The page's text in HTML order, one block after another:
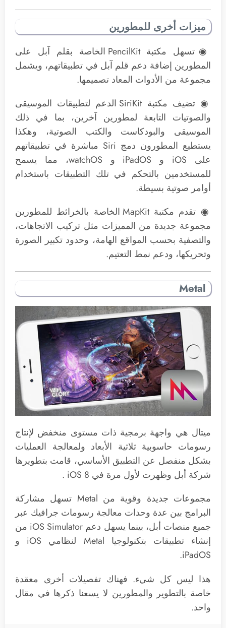
ميزات أخرى للمطورين
◉تسهل مكتبة PencilKit الخاصة بقلم آبل على
المطورين إضافة دعم قلم آبل في تطبيقاتهم، ويشمل
مجموعة من الأدوات المعاد تصميمها.
◉ تضيف مكتبة SiriKit الدعم لتطبيقات الموسيقى
والصوتيات التابعة لمطورين آخرين، بما في ذلك
الموسيقى والبودكاست والكتب الصوتية، وهكذا
يستطيع المطورون دمج Siri مباشرة في تطبيقاتهم
على iOS و iPadOS و watchOS، مما يسمح
للمستخدمين بالتحكم في تلك التطبيقات باستخدام
أوامر صوتية بسيطة.
◉ تقدم مكتبة MapKit الخاصة بالخرائط للمطورين
مجموعة جديدة من المميزات مثل تركيب الاتجاهات،
والتصفية بحسب المواقع الهامة، وحدود تكبير الصورة
وتحريكها، ودعم نمط التعتيم.
Metal
ميتال هي واجهة برمجية ذات مستوى منخفض لإنتاج
رسومات حاسوبية ثلاثية الأبعاد ولمعالجة العمليات
بشكل منفصل عن التطبيق الأساسي، قامت بتطويرها
شركة أبل وظهرت لأول مرة في iOS 8 .
مجموعات جديدة وقوية من Metal تسهل مشاركة
البرامج بين عدة وحدات معالجة رسومات جرافيك عبر
جميع منصات أبل، بينما يسهل دعم iOS Simulator من
إنشاء تطبيقات بتكنولوجيا Metal لنظامي iOS و
iPadOS.
هذا ليس كل شيء. فهناك تفصيلات أخرى معقدة
خاصة بالتطوير والمطورين لا يسعنا ذكرها في مقال
واحد.